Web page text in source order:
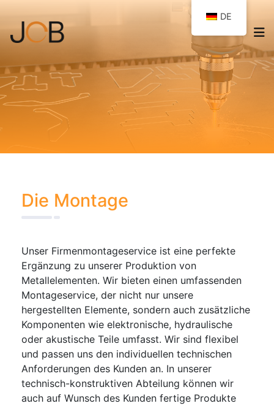
Die Montage
Unser Firmenmontageservice ist eine perfekte
Ergänzung zu unserer Produktion von
Metallelementen. Wir bieten einen umfassenden
Montageservice, der nicht nur unsere
hergestellten Elemente, sondern auch zusätzliche
Komponenten wie elektronische, hydraulische
oder akustische Teile umfasst. Wir sind flexibel
und passen uns den individuellen technischen
Anforderungen des Kunden an. In unserer
technisch-konstruktiven Abteilung können wir
auch auf Wunsch des Kunden fertige Produkte
DE